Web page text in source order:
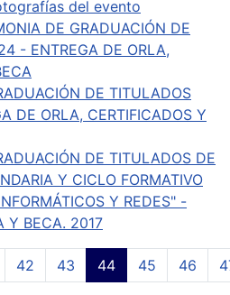
del evento
DE GRADUACIÓN DE
- ENTREGA DE ORLA,
DE TITULADOS
DE ORLA, CERTIFICADOS Y
DE TITULADOS DE
Y CICLO FORMATIVO
Y REDES" -
Y BECA. 2017
Página 44 de 50
42 43 44 45 46